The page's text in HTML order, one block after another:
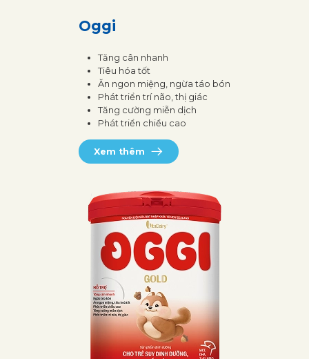
Oggi
Tăng cân nhanh
Tiêu hóa tốt
Ăn ngon miệng, ngừa táo bón
Phát triển trí não, thị giác
Tăng cường miễn dịch
Phát triển chiều cao
Xem thêm